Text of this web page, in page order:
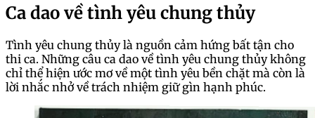
Ca dao về tình yêu chung thủy
Tình yêu chung thủy là nguồn cảm hứng bất tận cho
thi ca. Những câu ca dao về tình yêu chung thủy không
chỉ thể hiện ước mơ về một tình yêu bền chặt mà còn là
lời nhắc nhở về trách nhiệm giữ gìn hạnh phúc.